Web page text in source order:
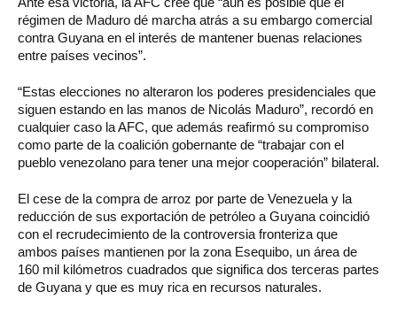
régimen de Maduro dé marcha atrás a su embargo comercial
contra Guyana en el interés de mantener buenas relaciones
entre países vecinos”.
“Estas elecciones no alteraron los poderes presidenciales que
siguen estando en las manos de Nicolás Maduro”, recordó en
cualquier caso la AFC, que además reafirmó su compromiso
como parte de la coalición gobernante de “trabajar con el
pueblo venezolano para tener una mejor cooperación” bilateral.
El cese de la compra de arroz por parte de Venezuela y la
reducción de sus exportación de petróleo a Guyana coincidió
con el recrudecimiento de la controversia fronteriza que
ambos países mantienen por la zona Esequibo, un área de
160 mil kilómetros cuadrados que significa dos terceras partes
de Guyana y que es muy rica en recursos naturales.